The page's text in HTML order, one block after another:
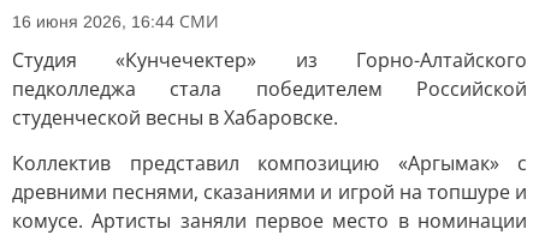
16 июня 2026, 16:44 СМИ
Студия «Кунчечектер» из Горно-Алтайского
педколледжа стала победителем Российской
студенческой весны в Хабаровске.
Коллектив представил композицию «Аргымак» с
древними песнями, сказаниями и игрой на топшуре и
комусе. Артисты заняли первое место в номинации